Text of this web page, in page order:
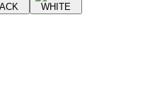
WHITE